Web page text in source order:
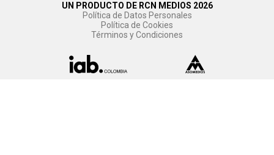
UN PRODUCTO DE RCN MEDIOS 2026
Política de Datos Personales
Política de Cookies
Términos y Condiciones